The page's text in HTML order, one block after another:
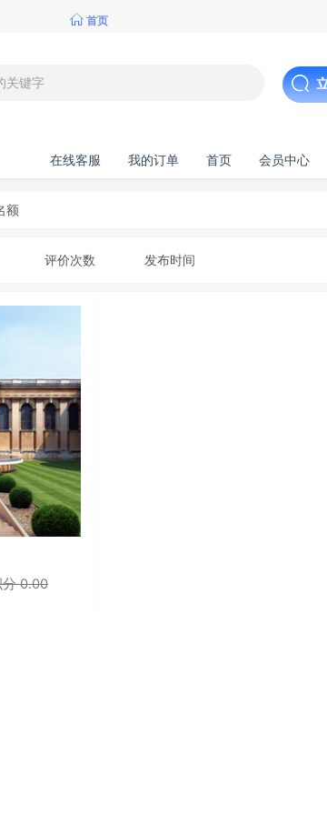
首页
在线客服 我的订单 首页 会员中心
额
评价次数 发布时间
分 0.00